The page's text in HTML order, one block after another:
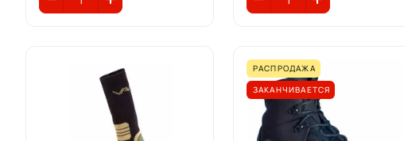
РАСПРОДАЖА
ЗАКАНЧИВАЕТСЯ